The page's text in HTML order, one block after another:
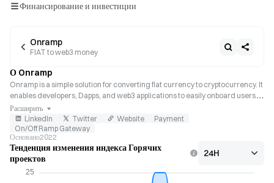
Финансирование и инвестиции
Onramp
FIAT to web3 money
О Onramp
Onramp is a simple solution for converting fiat currency to cryptocurrency. It
enables developers, Dapps, and web3 applications to easily onboard users
who do not possess cryptocurrency.
Расширить
LinkedIn
Twitter Website
Payment
On/Off Ramp Gateway
Основано2022
Тенденция изменения индекса Горячих
проектов